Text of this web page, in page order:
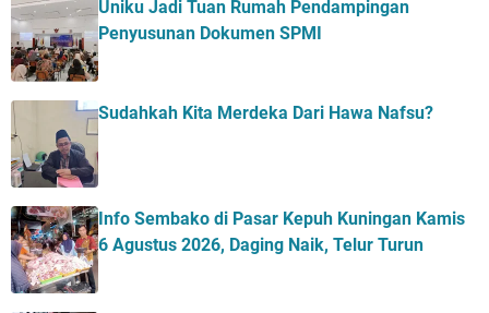
Uniku Jadi Tuan Rumah Pendampingan
Penyusunan Dokumen SPMI
Sudahkah Kita Merdeka Dari Hawa Nafsu?
Info Sembako di Pasar Kepuh Kuningan Kamis
6 Agustus 2026, Daging Naik, Telur Turun